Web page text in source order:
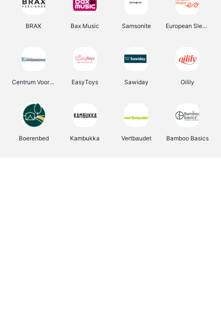
BRAX Bax Music Samsonite European Sleeper
Centrum Voor Avondonderwijs EasyToys Sawiday Oilily
Boerenbed Kambukka Vertbaudet Bamboo Basics